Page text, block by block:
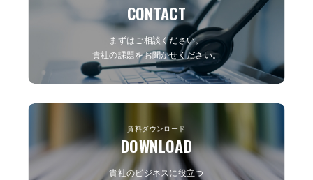
資料ダウンロード
DOWNLOAD
貴社のビジネスに役立つ
CONTACT
まずはご相談ください。
貴社の課題をお聞かせください。